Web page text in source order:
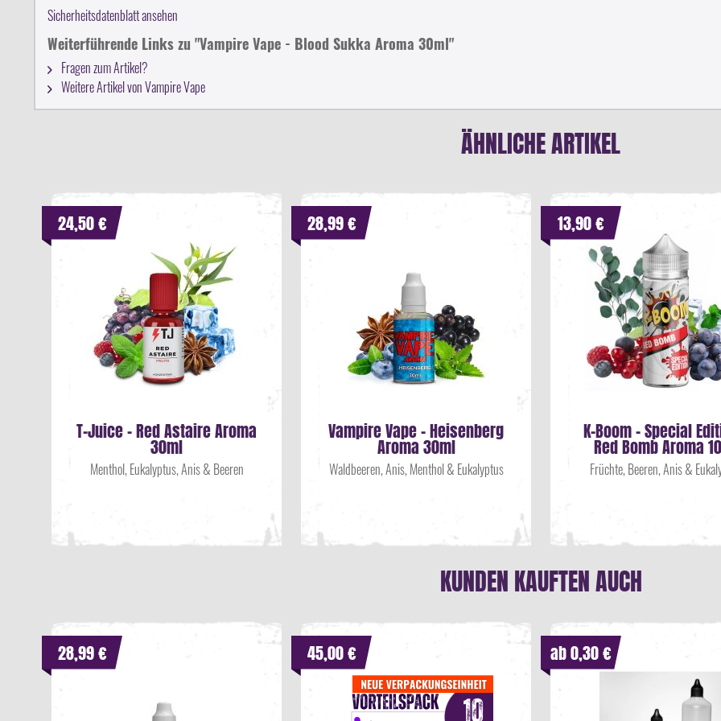
Sicherheitsdatenblatt ansehen
Weiterführende Links zu "Vampire Vape - Blood Sukka Aroma 30ml"
Fragen zum Artikel?
Weitere Artikel von Vampire Vape
ÄHNLICHE ARTIKEL
T-Juice - Red Astaire Aroma
30ml
Menthol, Eukalyptus, Anis & Beeren
24,50 €
Vampire Vape - Heisenberg
Aroma 30ml
Waldbeeren, Anis, Menthol & Eukalyptus
28,99 €
K-Boom - Special
Red Bomb Aroma
Früchte, Beeren, Anis &
13,90 €
KUNDEN KAUFTEN AUCH
28,99 € 45,00 € ab 0,30 €